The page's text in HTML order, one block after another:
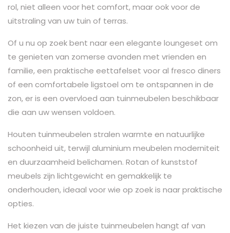
rol, niet alleen voor het comfort, maar ook voor de
uitstraling van uw tuin of terras.
Of u nu op zoek bent naar een elegante loungeset om
te genieten van zomerse avonden met vrienden en
familie, een praktische eettafelset voor al fresco diners
of een comfortabele ligstoel om te ontspannen in de
zon, er is een overvloed aan tuinmeubelen beschikbaar
die aan uw wensen voldoen.
Houten tuinmeubelen stralen warmte en natuurlijke
schoonheid uit, terwijl aluminium meubelen moderniteit
en duurzaamheid belichamen. Rotan of kunststof
meubels zijn lichtgewicht en gemakkelijk te
onderhouden, ideaal voor wie op zoek is naar praktische
opties.
Het kiezen van de juiste tuinmeubelen hangt af van